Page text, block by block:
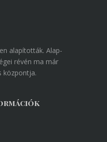
alapították. Alap-
révén ma már
központja.